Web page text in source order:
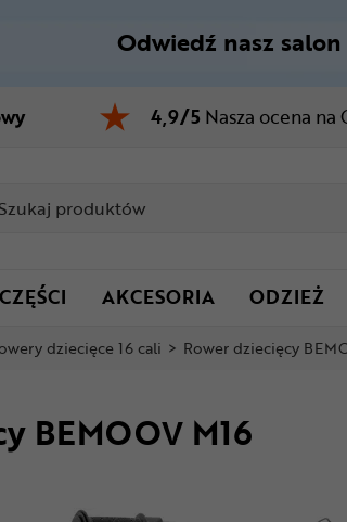
Odwiedź nasz
4,9/5 Nasza ocena na
CZĘŚCI AKCESORIA ODZIEŻ
dziecięce 16 cali > Rower dziecięcy
BEMOOV M16